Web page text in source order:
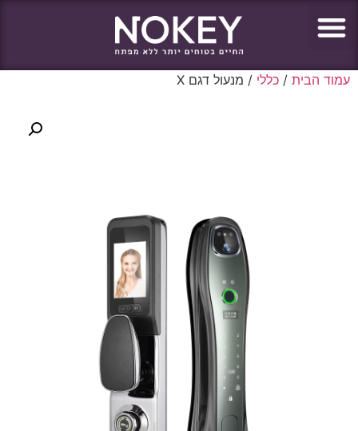
עמוד הבית / כללי / מנעול דגם X